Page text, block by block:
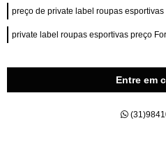
preço de private label roupas
private label roupas esportivas preço
Entre em